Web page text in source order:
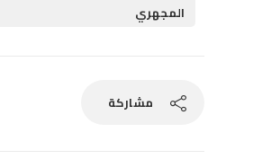
المجهري
مشاركة